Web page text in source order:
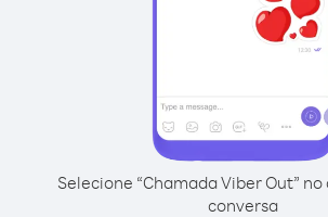
Selecione “Chamada Viber Out”
conversa